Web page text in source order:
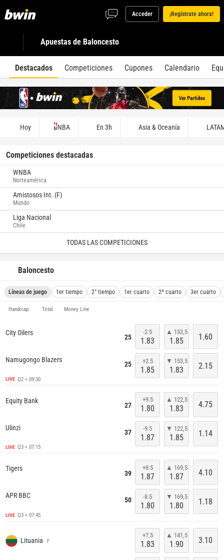
Acceder ¡Regístrate ahora!
Apuestas de Baloncesto
Destacados Competiciones Cupones Calendario
Hoy NBA En 3h Asia & Oceanía
Competiciones destacadas
WNBA
Norteamérica
Amistosos Int. (F)
Mundo
Liga Nacional
Chile
TODAS LAS COMPETICIONES
Baloncesto
Líneas de juego 1er tiempo 2° tiempo 1er cuarto 2º cuarto 3er cuarto
Handicap Total Money Line
City Oilers
Namugongo Blazers
LIVE Q2 < 09:30
25
25
-2.5
1.83
+2.5
1.85
▲ 153,5
1.85
▼ 153,5
1.83
1.60
2.15
Equity Bank
Ulinzi
LIVE Q3 < 07:15
27
37
+9.5
1.80
-9.5
1.87
▲ 122,5
1.83
▼ 122,5
1.85
4.75
1.14
Tigers
APR BBC
LIVE Q3 < 07:45
39
50
+8.5
1.87
-8.5
1.80
▲ 169,5
1.87
▼ 169,5
1.80
4.10
1.18
Lituania F
+7.5
1.83
▲ 141,5
1.90 3.10